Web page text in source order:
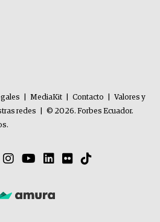
MediaKit Contacto
Valores y
redes
© 2026. Forbes Ecuador.